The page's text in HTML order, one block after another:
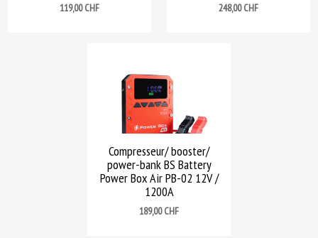
Prix
119,00 CHF Prix
248,00 CHF
Compresseur/ booster/
power-bank BS Battery
Power Box Air PB-02 12V /
1200A
Prix
189,00 CHF